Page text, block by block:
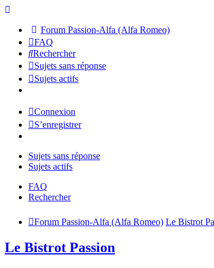
Forum Passion-Alfa (Alfa Romeo)
FAQ
Rechercher
Sujets sans réponse
Sujets actifs
Connexion
S’enregistrer
Sujets sans réponse
Sujets actifs
FAQ
Rechercher
Forum Passion-Alfa (Alfa Romeo) Le Bistrot
Le Bistrot Passion